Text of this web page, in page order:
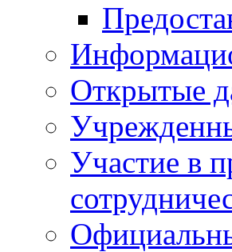
Открытые
Участие в